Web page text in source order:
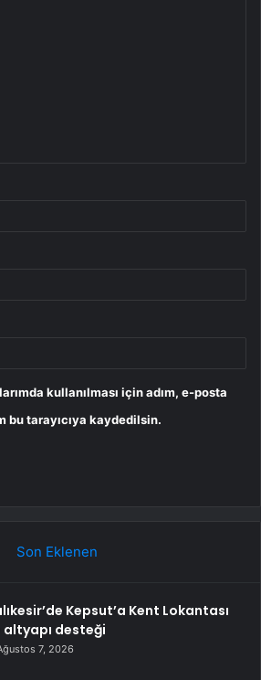
kullanılması için adım, e-posta
bu tarayıcıya kaydedilsin.
Son Eklenen
Kepsut’a Kent Lokantası
altyapı desteği
7, 2026